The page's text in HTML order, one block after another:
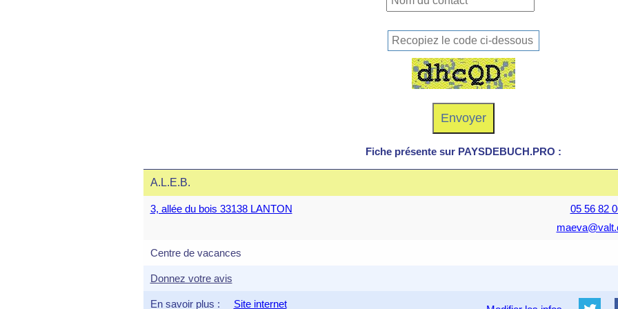
Fiche présente sur PAYSDEBUCH.PRO :
A.L.E.B.
3, allée du bois 33138 LANTON
05 56 82
Centre de vacances
Donnez votre avis
En savoir plus : Site internet